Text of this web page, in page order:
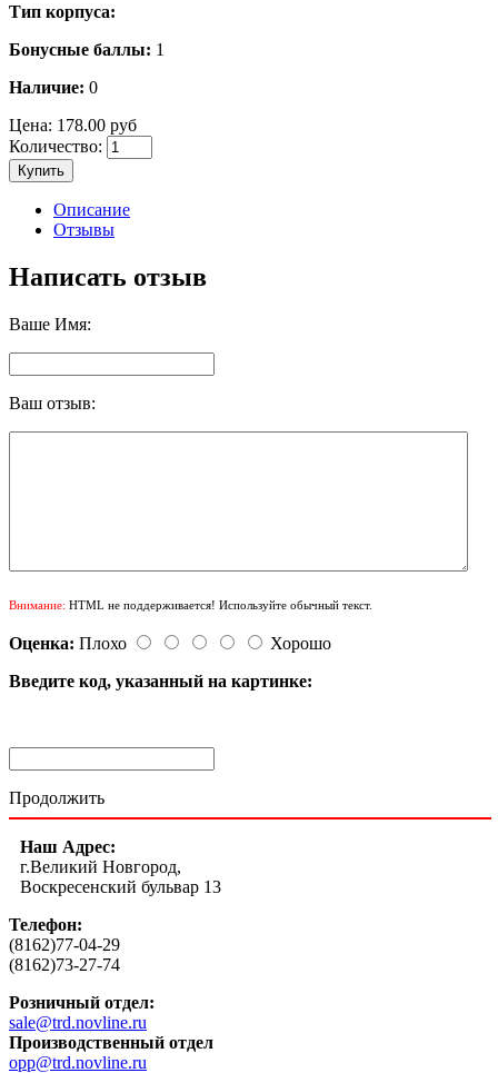
Тип корпуса:
Бонусные баллы: 1
Наличие: 0
Цена: 178.00 руб
Количество:
Купить
Описание
Отзывы
Написать отзыв
Ваше Имя:
Ваш отзыв:
Внимание: HTML не поддерживается! Используйте обычный текст.
Оценка: Плохо
Хорошо
Введите код, указанный на картинке:
Продолжить
Наш Адрес:
г.Великий Новгород,
Воскресенский бульвар 13
Телефон:
(8162)77-04-29
(8162)73-27-74
Розничный отдел:
sale@trd.novline.ru
Производственный отдел
opp@trd.novline.ru